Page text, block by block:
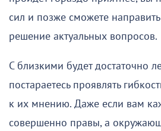
сил и позже сможете
решение актуальных вопросов.
С близкими будет достаточно
постараетесь проявлять
к их мнению. Даже если вам
совершенно правы, а